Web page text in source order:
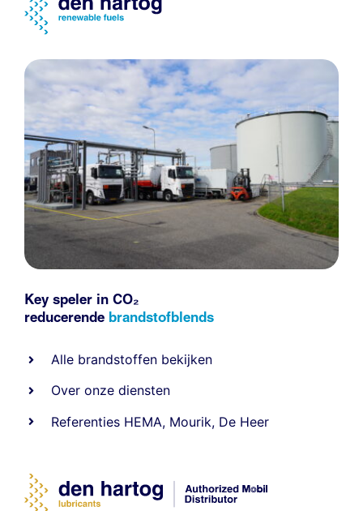
Key speler in CO₂
reducerende brandstofblends
Alle brandstoffen bekijken
Over onze diensten
Referenties HEMA, Mourik, De Heer